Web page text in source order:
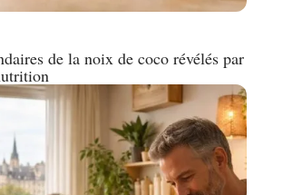
de la noix de coco révélés par